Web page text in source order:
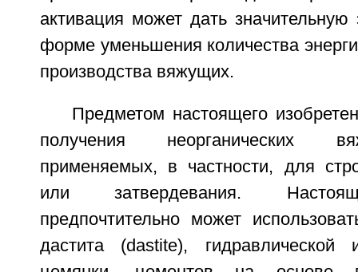
активация может дать
форме уменьшения количества
производства вяжущих.
Предметом настоящего
получения неорганических
применяемых, в частности, для
или затвердевания.
предпочтительно может
дастита (dastite), гидравлической